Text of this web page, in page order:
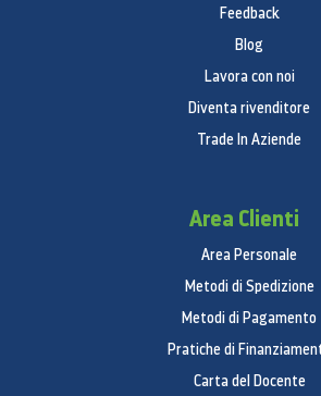
Feedback
Blog
Lavora con noi
Diventa rivenditore
Trade In Aziende
Area Clienti
Area Personale
Metodi di Spedizione
Metodi di Pagamento
Pratiche di
Carta del Docente